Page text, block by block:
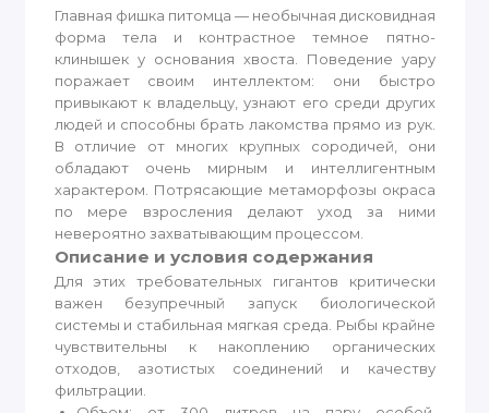
Главная фишка питомца — необычная дисковидная
форма тела и контрастное темное пятно-
клинышек у основания хвоста. Поведение уару
поражает своим интеллектом: они быстро
привыкают к владельцу, узнают его среди других
людей и способны брать лакомства прямо из рук.
В отличие от многих крупных сородичей, они
обладают очень мирным и интеллигентным
характером. Потрясающие метаморфозы окраса
по мере взросления делают уход за ними
невероятно захватывающим процессом.
Описание и условия содержания
Для этих требовательных гигантов критически
важен безупречный запуск биологической
системы и стабильная мягкая среда. Рыбы крайне
чувствительны к накоплению органических
отходов, азотистых соединений и качеству
фильтрации.